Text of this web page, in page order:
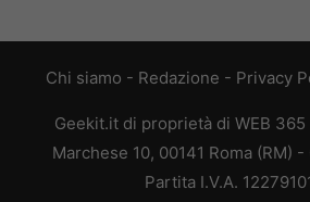
Chi siamo - Redazione - Privacy
Geekit.it di proprietà di WEB 365
Marchese 10, 00141 Roma (RM)
Partita I.V.A.